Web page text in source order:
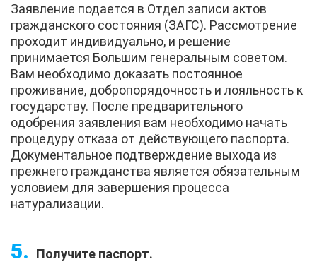
Заявление подается в Отдел записи актов
гражданского состояния (ЗАГС). Рассмотрение
проходит индивидуально, и решение
принимается Большим генеральным советом.
Вам необходимо доказать постоянное
проживание, добропорядочность и лояльность к
государству. После предварительного
одобрения заявления вам необходимо начать
процедуру отказа от действующего паспорта.
Документальное подтверждение выхода из
прежнего гражданства является обязательным
условием для завершения процесса
натурализации.
Получите паспорт.